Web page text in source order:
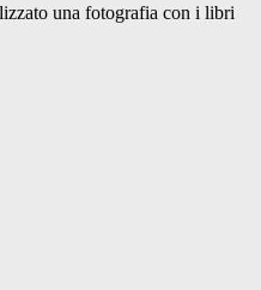
una fotografia con i libri